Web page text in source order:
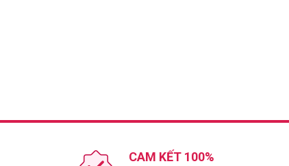
CAM KẾT 100%